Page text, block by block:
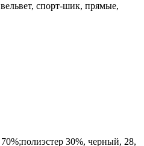
спорт-шик, прямые,
30%, черный, 28,